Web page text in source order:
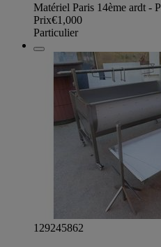
Matériel Paris 14ème ardt -
Prix€1,000
Particulier
129245862